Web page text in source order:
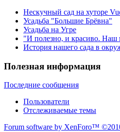
Нескучный сад на хуторе
Усадьба "Большие Брёвна"
Усадьба на Угре
"И полезно, и красиво. Наш
История нашего сада в
Полезная информация
Последние сообщения
Пользователи
Отслеживаемые темы
Forum software by XenForo™